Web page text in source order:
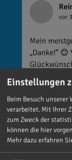
vor
Mein
„Danke!“
vielen
über jede
ist alles
so viele
denken.
Einstellungen
Beim Besuch unserer
verarbeitet. Mit Ihrer
zum Zweck der
können die hier
Mehr dazu erfahren